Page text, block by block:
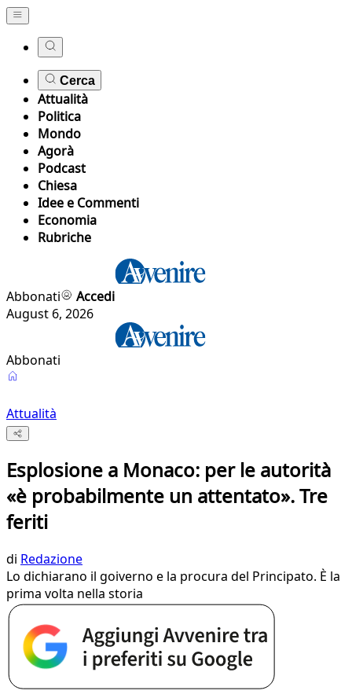
Cerca
Attualità
Politica
Mondo
Agorà
Podcast
Chiesa
Idee e Commenti
Economia
Rubriche
Abbonati
Accedi
August 6, 2026
Abbonati
Attualità
Esplosione a Monaco: per le autorità
«è probabilmente un attentato». Tre
feriti
di Redazione
Lo dichiarano il goiverno e la procura del Principato. È la
prima volta nella storia